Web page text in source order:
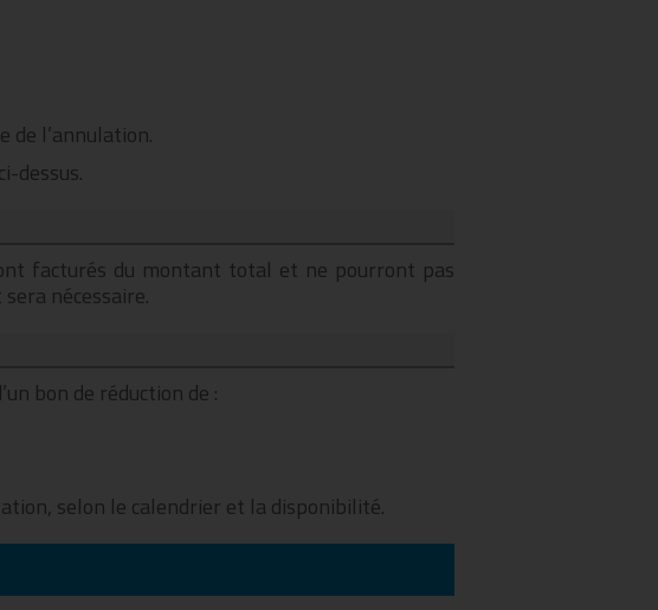
de l’annulation.
dessus.
facturés du montant total et ne pourront pas
nécessaire.
bon de réduction de :
selon le calendrier et la disponibilité.